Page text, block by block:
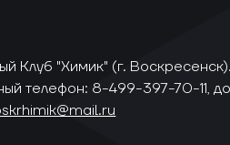
Клуб "Химик" (г. Воскресенск).
телефон: 8-499-397-70-11,